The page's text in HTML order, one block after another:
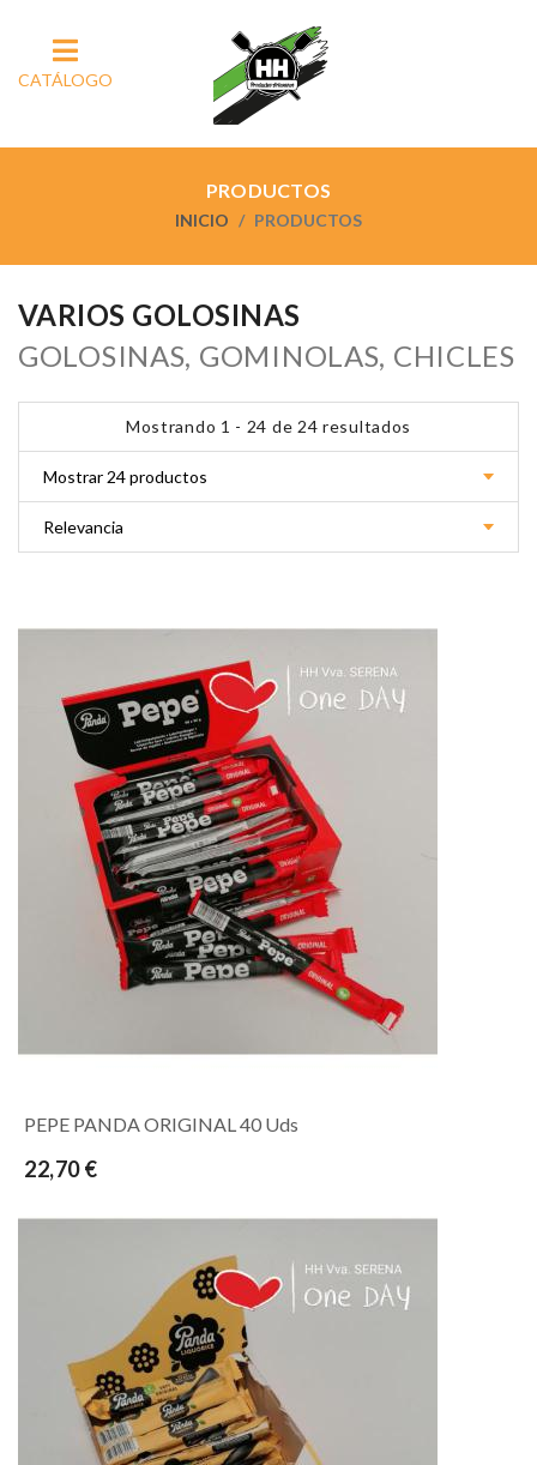
CATÁLOGO
PRODUCTOS
INICIO PRODUCTOS
VARIOS GOLOSINAS
GOLOSINAS, GOMINOLAS, CHICLES
Mostrando 1 - 24 de 24 resultados
PEPE PANDA ORIGINAL 40 Uds
22,70 €